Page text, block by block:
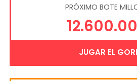
PRÓXIMO BOTE
JUGAR EL